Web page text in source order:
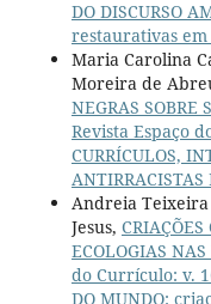
DO DISCURSO
restaurativas
Maria Carolina
Moreira de
NEGRAS SOBRE
Revista Espaço
CURRÍCULOS,
ANTIRRACISTAS
Andreia Teixeira
Jesus, CRIAÇÕES
ECOLOGIAS
do Currículo: v.
DO MUNDO: